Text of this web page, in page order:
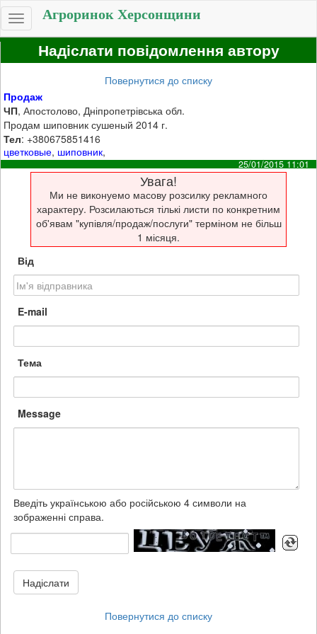
Toggle
navigation
Агроринок Херсонщини
Надіслати повідомлення автору
Повернутися до списку
Продаж
ЧП, Апостолово, Дніпропетрівська обл.
Продам шиповник сушеный 2014 г.
Тел: +380675851416
цветковые, шиповник,
25/01/2015 11:01
Увага!
Ми не виконуемо масову розсилку рекламного
характеру. Розсилаються тількі листи по конкретним
об'явам "купівля/продаж/послуги" терміном не більш
1 місяця.
Від
E-mail
Тема
Message
Введіть українською або російською 4 символи на
зображенні справа.
Надіслати
Повернутися до списку